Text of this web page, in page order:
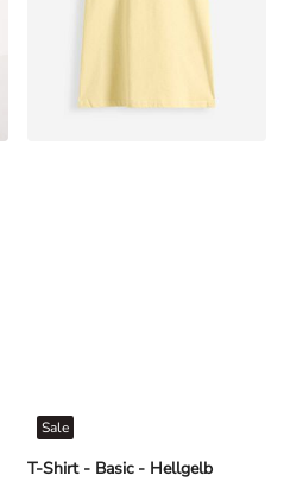
T-Shirt - Basic - Hellgelb
Sale